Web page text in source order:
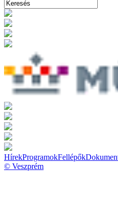
HírekProgramokFellépők
© Veszprém